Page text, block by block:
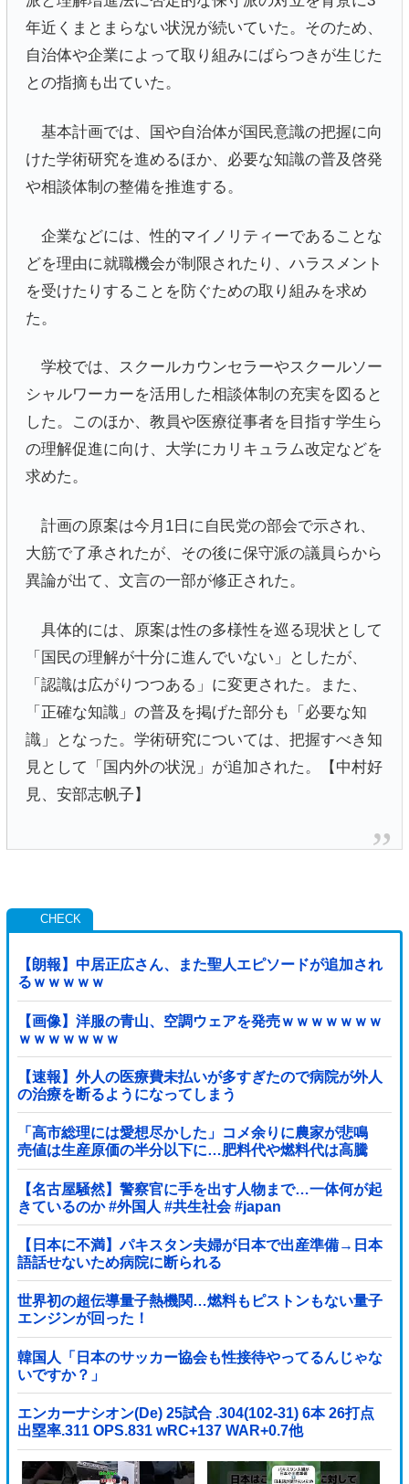
年近くまとまらない状況が続いていた。そのため、
自治体や企業によって取り組みにばらつきが生じた
との指摘も出ていた。
基本計画では、国や自治体が国民意識の把握に向
けた学術研究を進めるほか、必要な知識の普及啓発
や相談体制の整備を推進する。
企業などには、性的マイノリティーであることな
どを理由に就職機会が制限されたり、ハラスメント
を受けたりすることを防ぐための取り組みを求め
た。
学校では、スクールカウンセラーやスクールソー
シャルワーカーを活用した相談体制の充実を図ると
した。このほか、教員や医療従事者を目指す学生ら
の理解促進に向け、大学にカリキュラム改定などを
求めた。
計画の原案は今月1日に自民党の部会で示され、
大筋で了承されたが、その後に保守派の議員らから
異論が出て、文言の一部が修正された。
具体的には、原案は性の多様性を巡る現状として
「国民の理解が十分に進んでいない」としたが、
「認識は広がりつつある」に変更された。また、
「正確な知識」の普及を掲げた部分も「必要な知
識」となった。学術研究については、把握すべき知
見として「国内外の状況」が追加された。【中村好
見、安部志帆子】
【朗報】中居正広さん、また聖人エピソードが追加され
るｗｗｗｗｗ
【画像】洋服の青山、空調ウェアを発売ｗｗｗｗｗｗｗ
ｗｗｗｗｗｗｗ
【速報】外人の医療費未払いが多すぎたので病院が外人
の治療を断るようになってしまう
「高市総理には愛想尽かした」コメ余りに農家が悲鳴
売値は生産原価の半分以下に…肥料代や燃料代は高騰
「今年でやめる」農家も
【名古屋騒然】警察官に手を出す人物まで…一体何が起
きているのか #外国人 #共生社会 #japan
【日本に不満】パキスタン夫婦が日本で出産準備→日本
語話せないため病院に断られる
世界初の超伝導量子熱機関…燃料もピストンもない量子
エンジンが回った！
韓国人「日本のサッカー協会も性接待やってるんじゃな
いですか？」
エンカーナシオン(De) 25試合 .304(102-31) 6本 26打点
出塁率.311 OPS.831 wRC+137 WAR+0.7他